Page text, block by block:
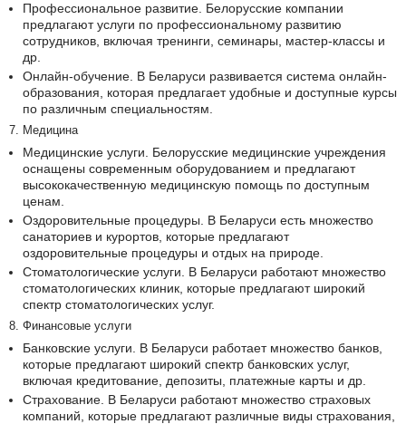
Профессиональное развитие. Белорусские компании
предлагают услуги по профессиональному развитию
сотрудников, включая тренинги, семинары, мастер-классы и
др.
Онлайн-обучение. В Беларуси развивается система онлайн-
образования, которая предлагает удобные и доступные курсы
по различным специальностям.
7. Медицина
Медицинские услуги. Белорусские медицинские учреждения
оснащены современным оборудованием и предлагают
высококачественную медицинскую помощь по доступным
ценам.
Оздоровительные процедуры. В Беларуси есть множество
санаториев и курортов, которые предлагают
оздоровительные процедуры и отдых на природе.
Стоматологические услуги. В Беларуси работают множество
стоматологических клиник, которые предлагают широкий
спектр стоматологических услуг.
8. Финансовые услуги
Банковские услуги. В Беларуси работает множество банков,
которые предлагают широкий спектр банковских услуг,
включая кредитование, депозиты, платежные карты и др.
Страхование. В Беларуси работают множество страховых
компаний, которые предлагают различные виды страхования,